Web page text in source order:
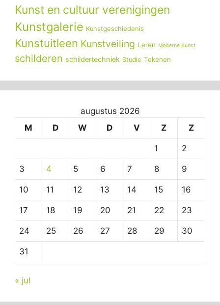
Kunst en cultuur verenigingen
Kunstgalerie Kunstgeschiedenis
Kunstuitleen Kunstveiling Leren Moderne Kunst
schilderen schildertechniek Studie Tekenen
augustus 2026
M
D W D V Z Z
1 2
3 4 5 6 7 8 9
10 11 12 13 14 15 16
17 18 19 20 21 22 23
24 25 26 27 28 29 30
31
« jul